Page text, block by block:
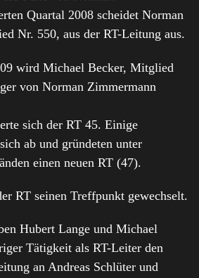
Quartal 2008 scheidet Norman
Nr. 550, aus der RT-Leitung aus.
wird Michael Becker, Mitglied
von Norman Zimmermann
sich der RT 45. Einige
ab und gründeten unter
einen neuen RT (47).
RT seinen Treffpunkt gewechselt.
Hubert Lange und Michael
Tätigkeit als RT-Leiter den
an Andreas Schlüter und